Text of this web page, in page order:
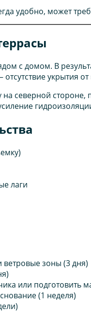
удобно, может
с домом. В
укрытия от
северной
лаги
ветровые зоны (3 дня)
или подготовить
(1 неделя)